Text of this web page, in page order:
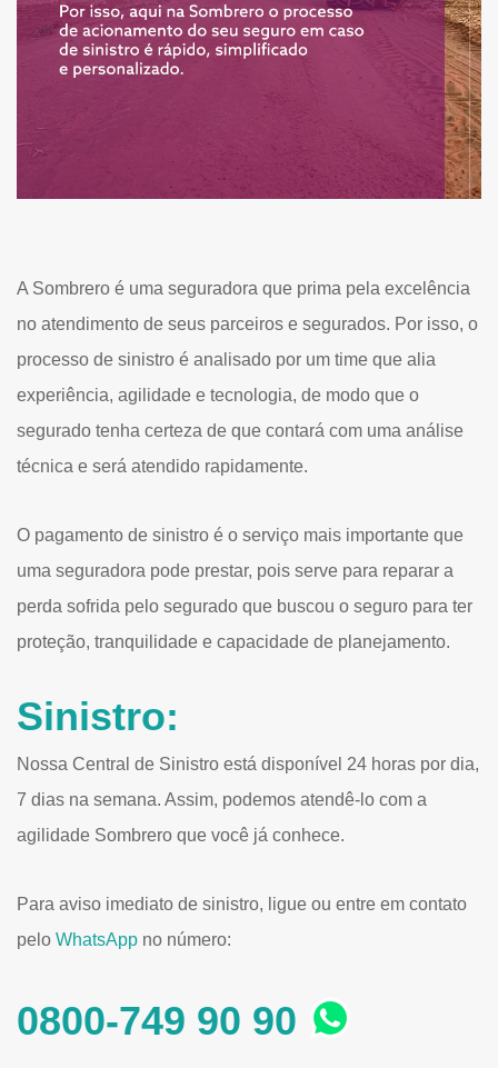
A Sombrero é uma seguradora que prima pela excelência
no atendimento de seus parceiros e segurados. Por isso, o
processo de sinistro é analisado por um time que alia
experiência, agilidade e tecnologia, de modo que o
segurado tenha certeza de que contará com uma análise
técnica e será atendido rapidamente.
O pagamento de sinistro é o serviço mais importante que
uma seguradora pode prestar, pois serve para reparar a
perda sofrida pelo segurado que buscou o seguro para ter
proteção, tranquilidade e capacidade de planejamento.
Sinistro:
Nossa Central de Sinistro está disponível 24 horas por dia,
7 dias na semana. Assim, podemos atendê-lo com a
agilidade Sombrero que você já conhece.
Para aviso imediato de sinistro, ligue ou entre em contato
pelo WhatsApp no número:
0800-749 90 90